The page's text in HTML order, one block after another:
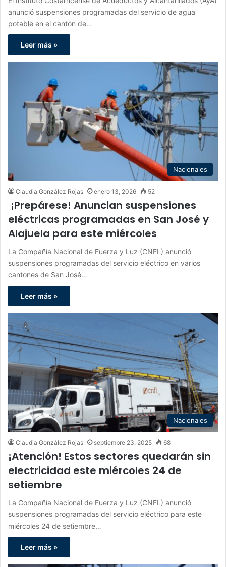
anunció suspensiones programadas del servicio de agua
potable en el cantón de…
Leer más »
Nacionales
Claudia González Rojas enero 13, 2026 52
¡Prepárese! Anuncian suspensiones
eléctricas programadas en San José y
Alajuela para este miércoles
La Compañía Nacional de Fuerza y Luz (CNFL) anunció
suspensiones programadas del servicio eléctrico en varios
cantones de San José…
Leer más »
Nacionales
Claudia González Rojas septiembre 23, 2025 68
¡Atención! Estos sectores quedarán sin
electricidad este miércoles 24 de
setiembre
La Compañía Nacional de Fuerza y Luz (CNFL) anunció
suspensiones programadas del servicio eléctrico para este
miércoles 24 de setiembre…
Leer más »